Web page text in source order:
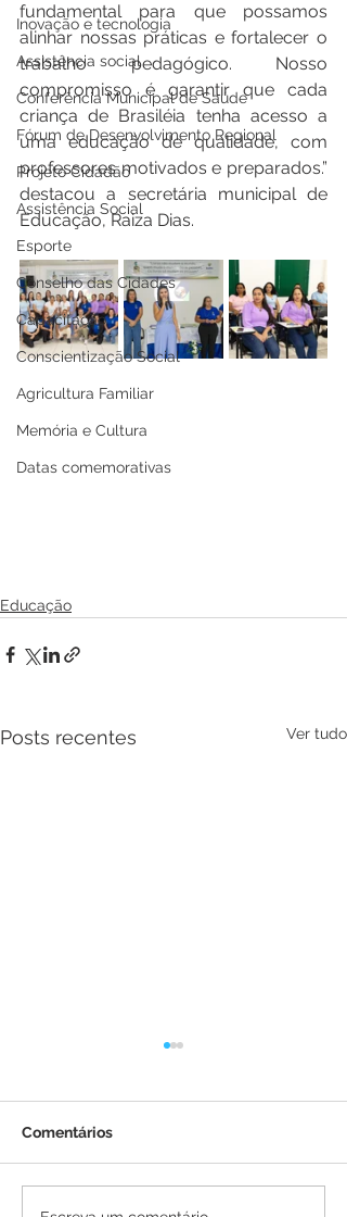
Inovação e tecnologia
Assistência social
Conferência Municipal de Saúde
Fórum de Desenvolvimento Regional
Projeto Cidadão
Assistência Social
Esporte
Conselho das Cidades
Capacitação
Conscientização Social
Agricultura Familiar
Memória e Cultura
Datas comemorativas
fundamental para que possamos
alinhar nossas práticas e fortalecer o
trabalho pedagógico. Nosso
compromisso é garantir que cada
criança de Brasiléia tenha acesso a
uma educação de qualidade, com
professores motivados e preparados.”
destacou a secretária municipal de
Educação, Raiza Dias.
Educação
Posts recentes Ver tudo
Comentários